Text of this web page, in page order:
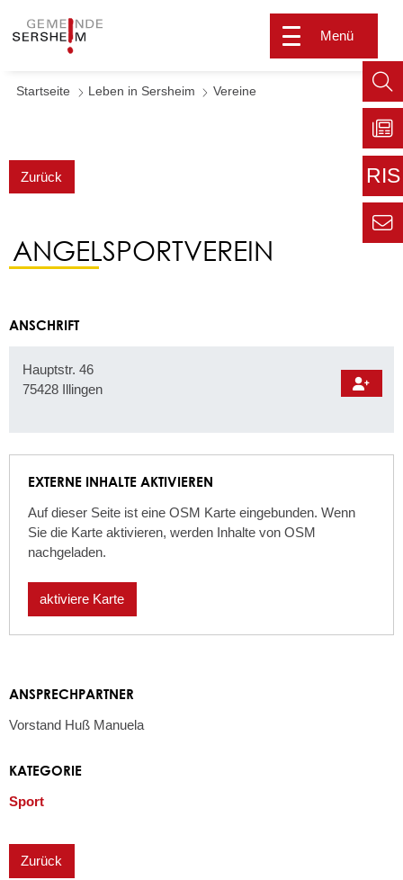
Menü
Startseite Leben in Sersheim Vereine
Zurück
ANGELSPORTVEREIN
ANSCHRIFT
Hauptstr. 46
75428 Illingen
EXTERNE INHALTE AKTIVIEREN
Auf dieser Seite ist eine OSM Karte eingebunden. Wenn
Sie die Karte aktivieren, werden Inhalte von OSM
nachgeladen.
aktiviere Karte
ANSPRECHPARTNER
Vorstand Huß Manuela
KATEGORIE
Sport
Zurück
Zu
RIS
Zur
Seite